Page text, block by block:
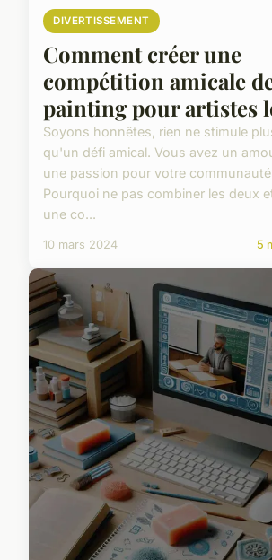
DIVERTISSEMENT
Comment créer une
compétition amicale
painting pour artistes
Soyons honnêtes, rien ne stimule
qu'un défi amical. Vous avez un
une passion pour votre communauté
Pourquoi ne pas combiner les deux
une co...
10 mars 2024 5